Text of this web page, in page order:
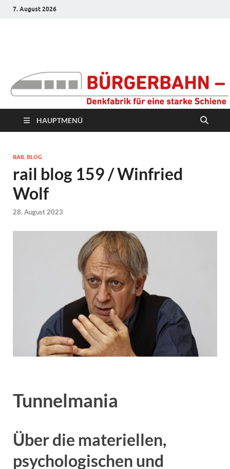
7. August 2026
Denkfabrik für eine
starke Schiene
HAUPTMENÜ
RAIL BLOG
rail blog 159 / Winfried
Wolf
28. August 2023
Tunnelmania
Über die materiellen,
psychologischen und